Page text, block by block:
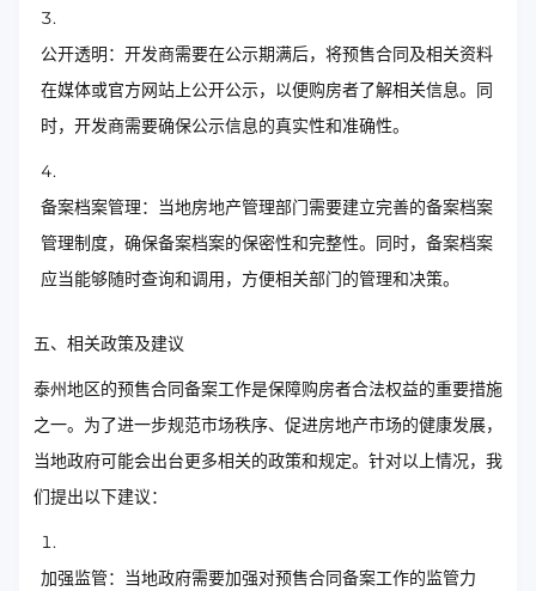
公开透明：开发商需要在公示期满后，将预售合同及相关资料
在媒体或官方网站上公开公示，以便购房者了解相关信息。同
时，开发商需要确保公示信息的真实性和准确性。
备案档案管理：当地房地产管理部门需要建立完善的备案档案
管理制度，确保备案档案的保密性和完整性。同时，备案档案
应当能够随时查询和调用，方便相关部门的管理和决策。
五、相关政策及建议
泰州地区的预售合同备案工作是保障购房者合法权益的重要措施
之一。为了进一步规范市场秩序、促进房地产市场的健康发展，
当地政府可能会出台更多相关的政策和规定。针对以上情况，我
们提出以下建议：
加强监管：当地政府需要加强对预售合同备案工作的监管力